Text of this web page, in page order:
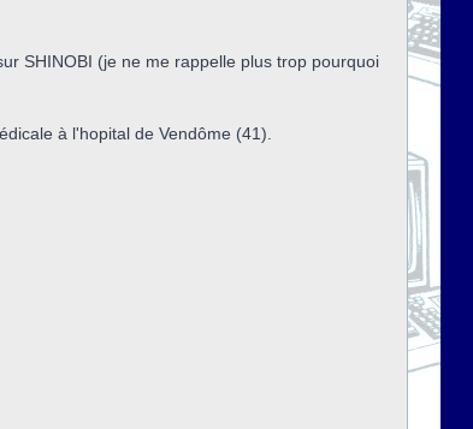
SHINOBI (je ne me rappelle plus trop pourquoi
à l'hopital de Vendôme (41).